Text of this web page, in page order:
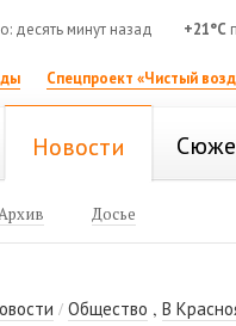
десять минут назад +21°C
Спецпроект «Чистый
Новости
Досье
/Общество ,В